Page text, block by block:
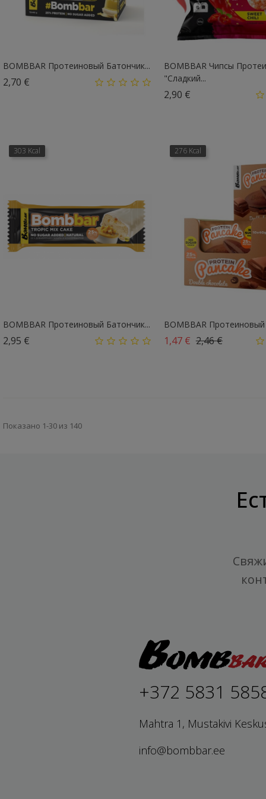
BOMBBAR Протеиновый Батончик...
2,70 €
BOMBBAR Чипсы
"Сладкий...
2,90 €Цена
303 Kcal
BOMBBAR Протеиновый Батончик...
2,95 €
276 Kcal
BOMBBAR Протеиновый
1,47 € Базовая цена
2,46 €Цена
Показано 1-30 из 140
+372 5831
Mahtra 1, Mustakivi
info@bombbar.ee